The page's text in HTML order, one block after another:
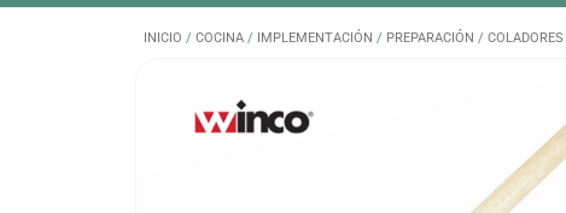
INICIO / COCINA / IMPLEMENTACIÓN / PREPARACIÓN / COLADORES